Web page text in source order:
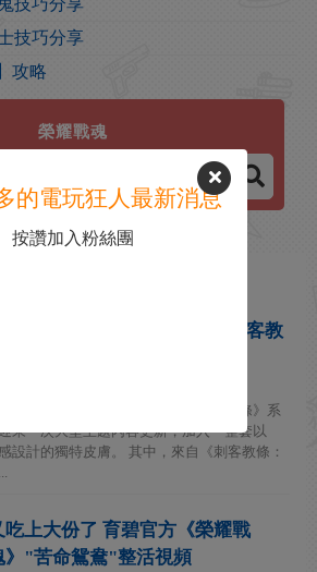
技巧分享
技巧分享
攻略
榮耀戰魂
榮耀戰魂》官方宣傳聯動《刺客教
遊戲《榮耀戰魂》與經典的《刺客教條》系
來一次大型主題內容更新，加入一整套以
設計的獨特皮膚。 其中，來自《刺客教條：
吃上大份了 育碧官方《榮耀戰
》"苦命鴛鴦"整活視頻
的電玩狂人最新消息
按讚加入粉絲團